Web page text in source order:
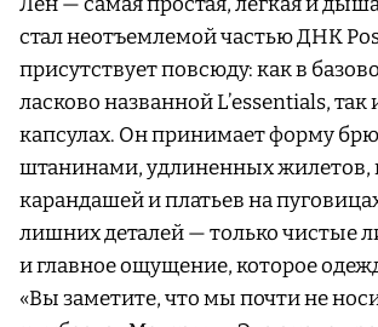
стал неотъемлемой частью ДНК
присутствует повсюду: как в
ласково названной L’essentials,
капсулах. Он принимает форму
штанинами, удлиненных жилетов,
карандашей и платьев на
лишних деталей — только чистые
и главное ощущение, которое
«Вы заметите, что мы почти не